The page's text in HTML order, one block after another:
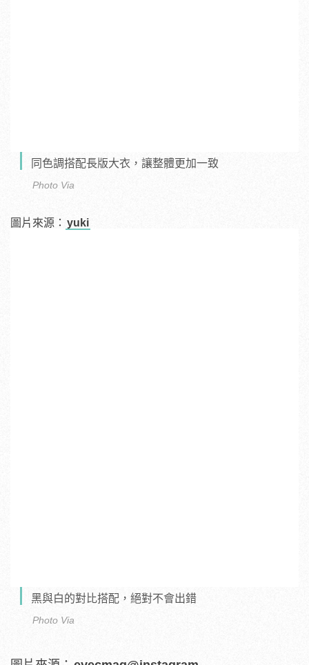
同色調搭配長版大衣，讓整體更加一致
Photo Via
圖片來源： yuki
黑與白的對比搭配，絕對不會出錯
Photo Via